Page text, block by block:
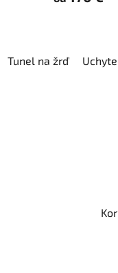
Tunel na žrď